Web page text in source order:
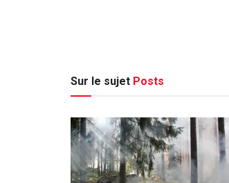
Sur le sujet Posts